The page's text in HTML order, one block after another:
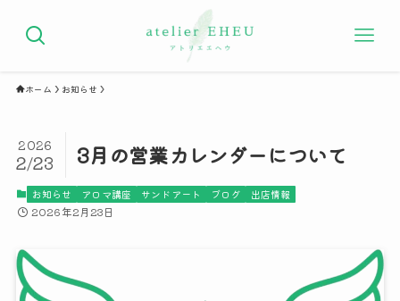
ホーム お知らせ
3月の営業カレンダーについて
2026
2/23
お知らせ アロマ講座 サンドアート ブログ 出店情報
2026年2月23日